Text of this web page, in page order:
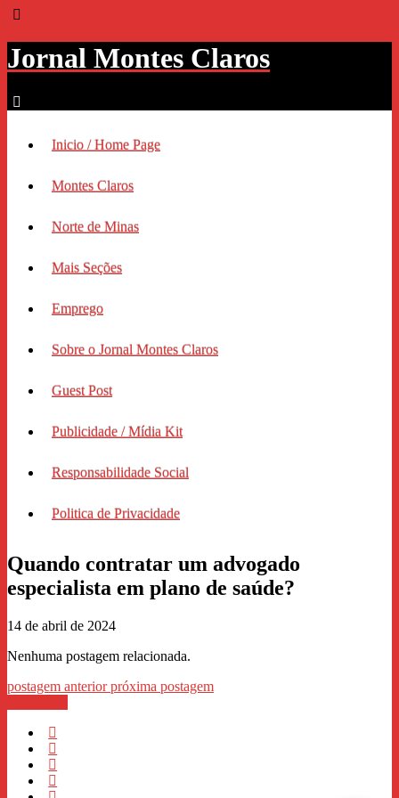
Jornal Montes Claros
Inicio / Home Page
Montes Claros
Norte de Minas
Mais Seções
Emprego
Sobre o Jornal Montes Claros
Guest Post
Publicidade / Mídia Kit
Responsabilidade Social
Politica de Privacidade
Quando contratar um advogado
especialista em plano de saúde?
14 de abril de 2024
Nenhuma postagem relacionada.
postagem anteriorpróxima postagem